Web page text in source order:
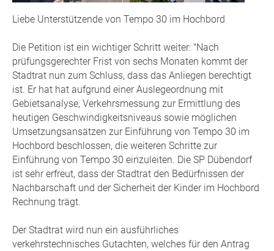
Liebe Unterstützende von Tempo 30 im Hochbord
Die Petition ist ein wichtiger Schritt weiter: "Nach
prüfungsgerechter Frist von sechs Monaten kommt der
Stadtrat nun zum Schluss, dass das Anliegen berechtigt
ist. Er hat hat aufgrund einer Auslegeordnung mit
Gebietsanalyse, Verkehrsmessung zur Ermittlung des
heutigen Geschwindigkeitsniveaus sowie möglichen
Umsetzungsansätzen zur Einführung von Tempo 30 im
Hochbord beschlossen, die weiteren Schritte zur
Einführung von Tempo 30 einzuleiten. Die SP Dübendorf
ist sehr erfreut, dass der Stadtrat den Bedürfnissen der
Nachbarschaft und der Sicherheit der Kinder im Hochbord
Rechnung trägt.
Der Stadtrat wird nun ein ausführliches
verkehrstechnisches Gutachten, welches für den Antrag